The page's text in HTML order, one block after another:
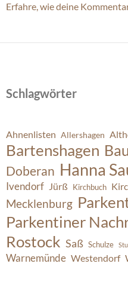
Erfahre, wie deine
Schlagwörter
Ahnenlisten Allershagen
Bartenshagen
Doberan Hanna
Ivendorf Jürß Kirchbuch
Mecklenburg
Parkentiner
Rostock Saß Schulze
Warnemünde Westendorf